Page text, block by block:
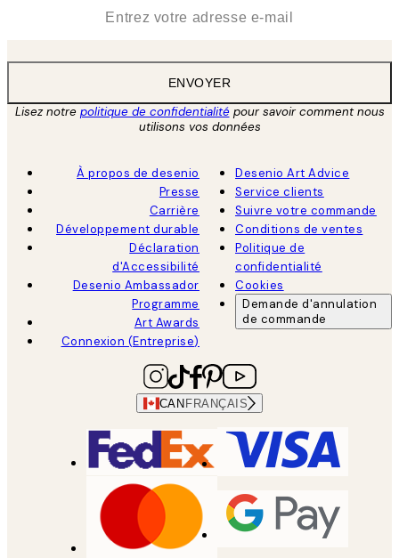
ENVOYER
Lisez notre politique de confidentialitépour savoir comment nous
utilisons vos données
À propos de desenio
Presse
Carrière
Développement durable
Déclaration
d'Accessibilité
Desenio Ambassador
Programme
Art Awards
Connexion (Entreprise)
Desenio Art Advice
Service clients
Suivre votre commande
Conditions de ventes
Politique de
confidentialité
Cookies
Demande d'annulation
de commande
CAN FRANÇAIS